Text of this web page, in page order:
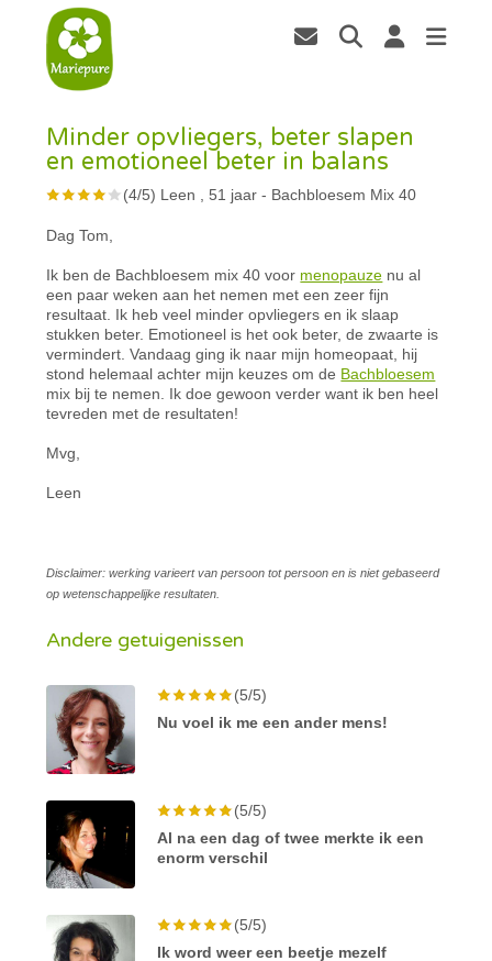
Minder opvliegers, beter slapen
en emotioneel beter in balans
(4/5) Leen , 51 jaar - Bachbloesem Mix 40
Dag Tom,
Ik ben de Bachbloesem mix 40 voor menopauze nu al
een paar weken aan het nemen met een zeer fijn
resultaat. Ik heb veel minder opvliegers en ik slaap
stukken beter. Emotioneel is het ook beter, de zwaarte is
vermindert. Vandaag ging ik naar mijn homeopaat, hij
stond helemaal achter mijn keuzes om de Bachbloesem
mix bij te nemen. Ik doe gewoon verder want ik ben heel
tevreden met de resultaten!
Mvg,
Leen
Disclaimer: werking varieert van persoon tot persoon en is niet gebaseerd
op wetenschappelijke resultaten.
Andere getuigenissen
(5/5)
Nu voel ik me een ander mens!
(5/5)
Al na een dag of twee merkte ik een
enorm verschil
(5/5)
Ik word weer een beetje mezelf